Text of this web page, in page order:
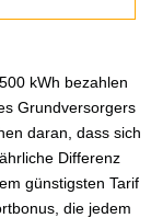
kWh bezahlen
Grundversorgers
daran, dass sich
Differenz
günstigsten Tarif
die jedem